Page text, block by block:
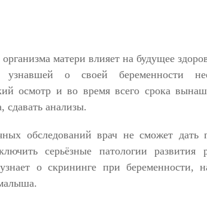
матери влияет на будущее
узнавшей о своей беременности
осмотр и во время всего срока
сдавать анализы.
обследований врач не сможет дать
серьёзные патологии развития
о скрининге при беременности,